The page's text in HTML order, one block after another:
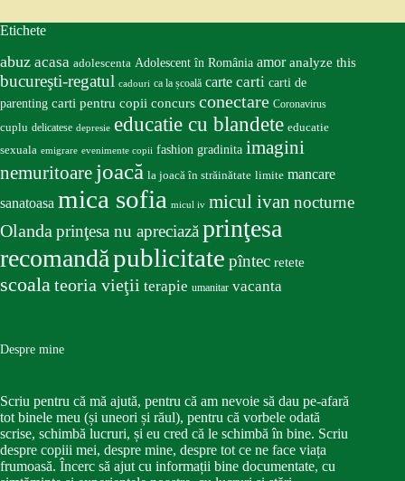
Etichete
abuz acasa adolescenta Adolescent în România amor analyze this
bucureşti-regatul cadouri ca la școală carte carti carti de
parenting carti pentru copii concurs conectare Coronavirus
cuplu delicatese depresie educatie cu blandete educatie
sexuala emigrare evenimente copii fashion gradinita imagini
nemuritoare joacă la joacă în străinătate limite mancare
sanatoasa mica sofia micul iv micul ivan nocturne
Olandaprinţesa nu apreciazăprinţesa
recomandăpublicitate pîntec retete
scoalateoria vieţii terapie umanitar vacanta
Despre mine
Scriu pentru că mă ajută, pentru că am nevoie să dau pe-afară
tot binele meu (și uneori și răul), pentru că vorbele odată
scrise, schimbă lucruri, și eu cred că le schimbă în bine. Scriu
despre copiii mei, despre mine, despre tot ce ne face viața
frumoasă. Încerc să ajut cu informații bine documentate, cu